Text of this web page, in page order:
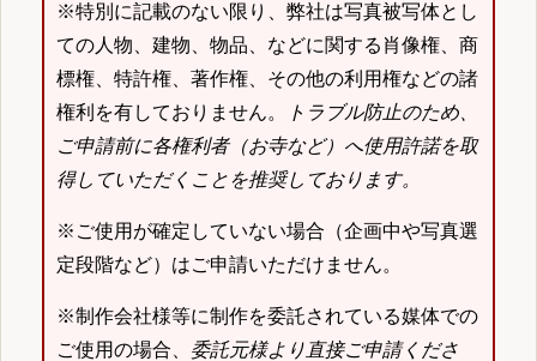
※特別に記載のない限り、弊社は写真被写体とし
ての人物、建物、物品、などに関する肖像権、商
標権、特許権、著作権、その他の利用権などの諸
権利を有しておりません。
トラブル防止のため、
ご申請前に各権利者（お寺など）へ使用許諾を取
得していただくことを推奨しております。
※ご使用が確定していない場合（企画中や写真選
定段階など）はご申請いただけません。
※制作会社様等に制作を委託されている媒体での
ご使用の場合、 委託元様より直接ご申請くださ